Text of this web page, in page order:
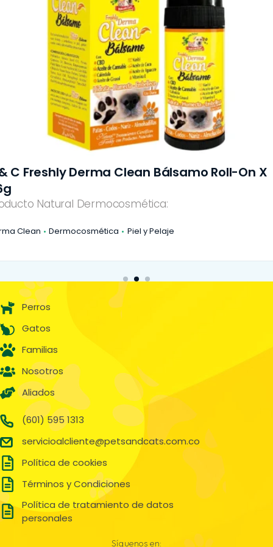
Natural Dermocosmética:
C Freshly Derma Clean Bálsamo Roll-On X
Clean Dermocosmética Piel y Pelaje
Perros
Gatos
Familias
Nosotros
Aliados
(601) 595 1313
servicioalcliente@petsandcats.com.co
Política de cookies
Términos y Condiciones
Política de tratamiento de datos
personales
Síguenos en: